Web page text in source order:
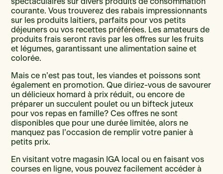
courante. Vous trouverez des rabais impressionnants
sur les produits laitiers, parfaits pour vos petits
déjeuners ou vos recettes préférées. Les amateurs de
produits frais seront ravis par les offres sur les fruits
et légumes, garantissant une alimentation saine et
colorée.
Mais ce n’est pas tout, les viandes et poissons sont
également en promotion. Que diriez-vous de savourer
un délicieux homard à prix réduit, ou encore de
préparer un succulent poulet ou un bifteck juteux
pour vos repas en famille? Ces offres ne sont
disponibles que pour une durée limitée, alors ne
manquez pas l’occasion de remplir votre panier à
petits prix.
En visitant votre magasin IGA local ou en faisant vos
courses en ligne, vous pouvez facilement accéder à